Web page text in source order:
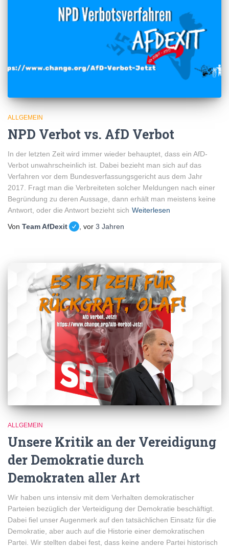
ALLGEMEIN
NPD Verbot vs. AfD Verbot
In der letzten Zeit wird immer wieder behauptet, dass ein AfD-
Verbot unwahrscheinlich ist. Dabei bezieht man sich auf das
Verfahren vor dem Bundesverfassungsgericht aus dem Jahr
2017. Fragt man die Verbreiteten solcher Meldungen nach einer
Begründung zu deren Aussage, dann erhält man meistens keine
Antwort, oder die Antwort bezieht sich Weiterlesen
Von Team AfDexit , vor 3 Jahren
ALLGEMEIN
Unsere Kritik an der Vereidigung
der Demokratie durch
Demokraten aller Art
Wir haben uns intensiv mit dem Verhalten demokratischer
Parteien bezüglich der Verteidigung der Demokratie beschäftigt.
Dabei fiel unser Augenmerk auf den tatsächlichen Einsatz für die
Demokratie, aber auch auf die Historie einer demokratischen
Partei. Wir stellten dabei fest, dass keine andere Partei historisch